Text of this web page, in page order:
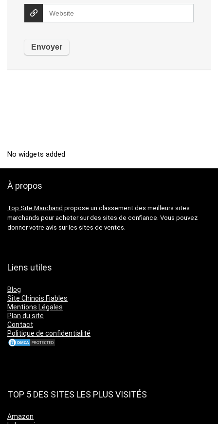
No widgets added
À propos
Top Site Marchand propose un classement des meilleurs sites
marchands pour acheter sur des sites de confiance. Vous pouvez
donner votre avis sur les sites de ventes.
Liens utiles
Blog
Site Chinois Fiables
Mentions Légales
Plan du site
Contact
Politique de confidentialité
TOP 5 DES SITES LES PLUS VISITÉS
Amazon
Leboncoin